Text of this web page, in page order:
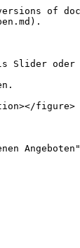
of
Slider
figure>